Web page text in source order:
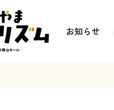
お知らせ